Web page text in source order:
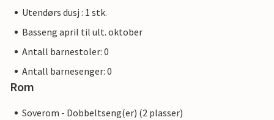
Utendørs dusj : 1 stk.
Basseng april til ult. oktober
Antall barnestoler: 0
Antall barnesenger: 0
Rom
Soverom - Dobbeltseng(er) (2 plasser)